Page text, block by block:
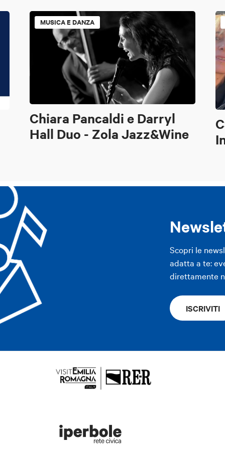
MUSICA E DANZA
Chiara Pancaldi e Darryl
Hall Duo - Zola Jazz&Wine
Scopri le
adatta a te:
direttamente
ISCRIVITI